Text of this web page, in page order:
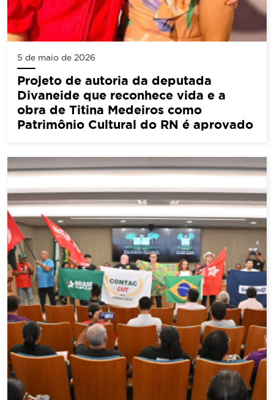
5 de maio de 2026
Projeto de autoria da deputada
Divaneide que reconhece vida e a
obra de Titina Medeiros como
Patrimônio Cultural do RN é aprovado